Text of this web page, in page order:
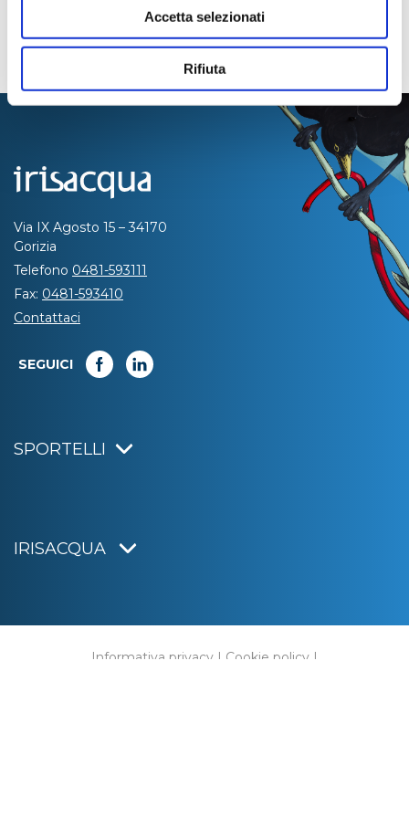
Accetta selezionati
Rifiuta
Via IX Agosto 15 – 34170
Gorizia
Telefono 0481-593111
Fax: 0481-593410
Contattaci
SEGUICI
SPORTELLI
IRISACQUA
Informativa privacy | Cookie policy |